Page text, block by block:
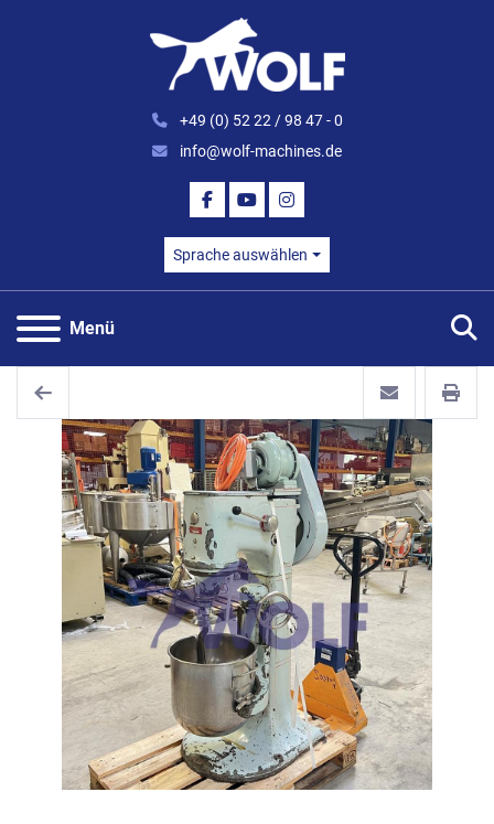
+49 (0) 52 22 / 98 47 - 0
info@wolf-machines.de
FACEBOOK
YOUTUBEINSTAGRAM
Sprache auswählen
Menü